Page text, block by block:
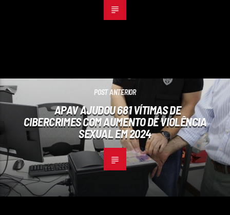
POST ANTERIOR
APAV AJUDOU 681 VÍTIMAS DE
CIBERCRIMES COM AUMENTO DE VIOLÊNCIA
SEXUAL EM 2024